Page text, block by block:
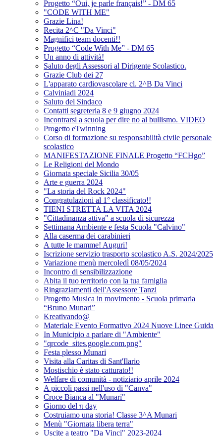
Progetto “Oui, je parle français!” - DM 65
"CODE WITH ME"
Grazie Lina!
Recita 2^C "Da Vinci"
Magnifici team docenti!!
Progetto “Code With Me” - DM 65
Un anno di attività!
Saluto degli Assessori al Dirigente Scolastico.
Grazie Club dei 27
L'apparato cardiovascolare cl. 2^B Da Vinci
Calviniadi 2024
Saluto del Sindaco
Contatti segreteria 8 e 9 giugno 2024
Incontrarsi a scuola per dire no al bullismo. VIDEO
Progetto eTwinning
Corso di formazione su responsabilità civile personale
scolastico
MANIFESTAZIONE FINALE Progetto “FCHgo”
Le Religioni del Mondo
Giornata speciale Sicilia 30/05
Arte e guerra 2024
"La storia del Rock 2024"
Congratulazioni al 1° classificato!!
TIENI STRETTA LA VITA 2024
"Cittadinanza attiva" a scuola di sicurezza
Settimana Ambiente e festa Scuola "Calvino"
Alla caserma dei carabinieri
A tutte le mamme! Auguri!
Iscrizione servizio trasporto scolastico A.S. 2024/2025
Variazione menù mercoledì 08/05/2024
Incontro di sensibilizzazione
Abita il tuo territorio con la tua famiglia
Ringraziamenti dell'Assessore Tanzi
Progetto Musica in movimento - Scuola primaria
“Bruno Munari”
Kreativando@
Materiale Evento Formativo 2024 Nuove Linee Guida
In Municipio a parlare di "Ambiente"
"qrcode_sites.google.com.png"
Festa plesso Munari
Visita alla Caritas di Sant'Ilario
Mostischio è stato catturato!!
Welfare di comunità - notiziario aprile 2024
A piccoli passi nell'uso di "Canva"
Croce Bianca al "Munari"
Giorno del π day
Costruiamo una storia! Classe 3^A Munari
Menù "Giornata libera terra"
Uscite a teatro "Da Vinci" 2023-2024